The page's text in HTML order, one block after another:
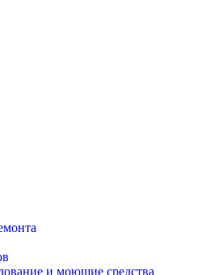
и моющие средства